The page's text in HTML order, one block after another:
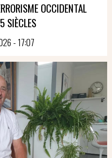
OCCIDENTAL
SIÈCLES
- 17:07